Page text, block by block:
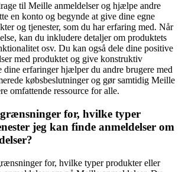
til Meille anmeldelser og hjælpe andre
en konto og begynde at give dine egne
og tjenester, som du har erfaring med. Når
kan du inkludere detaljer om produktets
osv. Du kan også dele dine positive
med produktet og give konstruktiv
dine erfaringer hjælper du andre brugere med
købsbeslutninger og gør samtidig Meille
omfattende ressource for alle.
for, hvilke typer
jeg kan finde anmeldelser om
for, hvilke typer produkter eller